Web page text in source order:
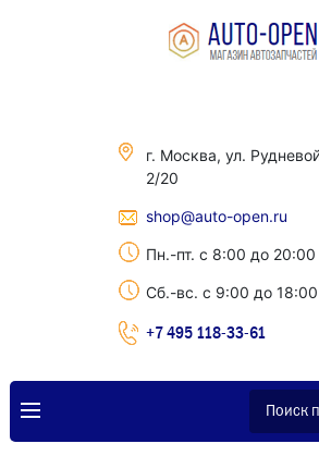
г. Москва, ул.
2/20
shop@auto-open.ru
Пн.-пт. с 8:00 до 20:00
Сб.-вс. с 9:00 до 18:00
+7 495 118-33-61